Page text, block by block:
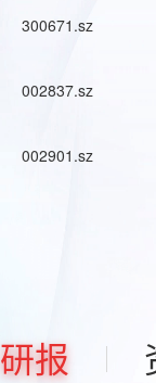
300671.sz
002837.sz
002901.sz
研报